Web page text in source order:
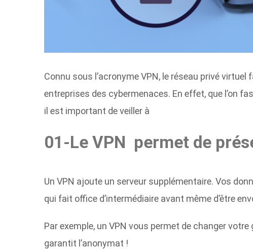
Connu sous l’acronyme VPN, le réseau privé
entreprises des cybermenaces. En effet, que l’on
il est important de veiller à
01-Le VPN permet de
Un VPN ajoute un serveur supplémentaire. Vos
qui fait office d’intermédiaire avant même d’être
Par exemple, un VPN vous permet de changer
garantit l’anonymat !